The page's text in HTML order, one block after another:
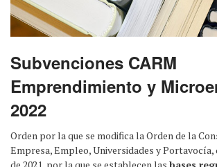
Subvenciones CARM
Emprendimiento y
2022
Orden por la que se modifica la Orden de la
Empresa, Empleo, Universidades y Portavocía,